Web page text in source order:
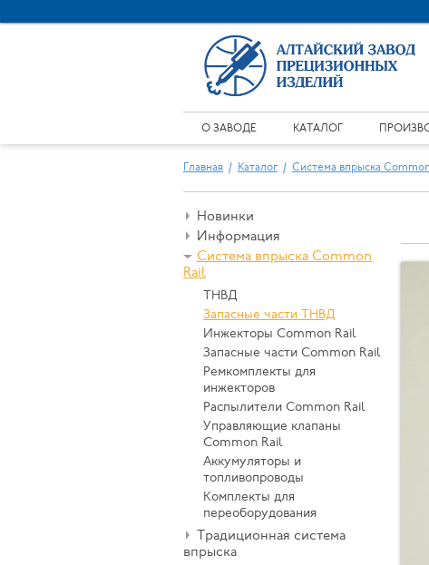
О ЗАВОДЕ КАТАЛОГ
Главная Каталог Система впрыска
Новинки
Информация
Система впрыска Common
Rail
ТНВД
Запасные части ТНВД
Инжекторы Common Rail
Запасные части Common Rail
Ремкомплекты для
инжекторов
Распылители Common Rail
Управляющие клапаны
Common Rail
Аккумуляторы и
топливопроводы
Комплекты для
переоборудования
Традиционная система
впрыска